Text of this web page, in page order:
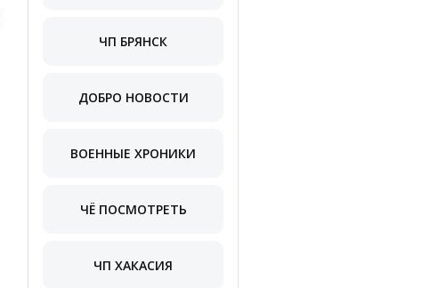
ЧП БРЯНСК
ДОБРО НОВОСТИ
ВОЕННЫЕ ХРОНИКИ
ЧЁ ПОСМОТРЕТЬ
ЧП ХАКАСИЯ